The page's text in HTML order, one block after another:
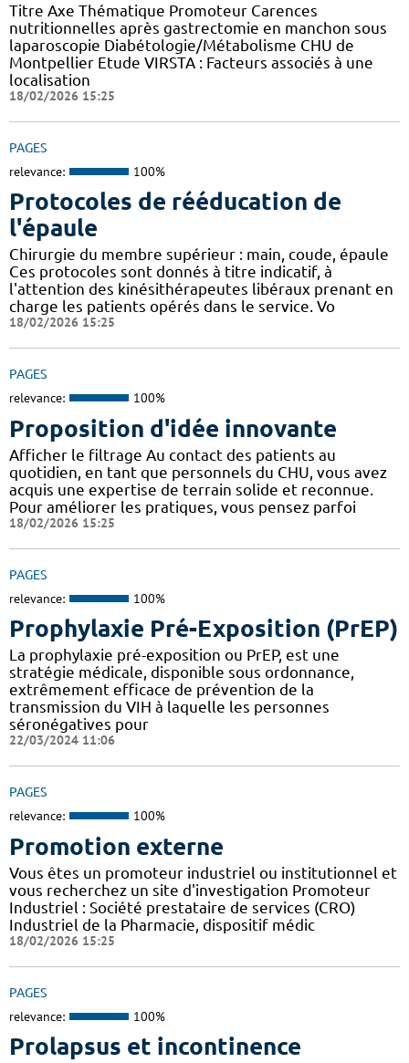
Titre Axe Thématique Promoteur Carences
nutritionnelles après gastrectomie en manchon sous
laparoscopie Diabétologie/Métabolisme CHU de
Montpellier Etude VIRSTA : Facteurs associés à une
localisation
18/02/2026 15:25
PAGES
relevance: 100%
Protocoles de rééducation de
l'épaule
Chirurgie du membre supérieur : main, coude, épaule
Ces protocoles sont donnés à titre indicatif, à
l'attention des kinésithérapeutes libéraux prenant en
charge les patients opérés dans le service. Vo
18/02/2026 15:25
PAGES
relevance: 100%
Proposition d'idée innovante
Afficher le filtrage Au contact des patients au
quotidien, en tant que personnels du CHU, vous avez
acquis une expertise de terrain solide et reconnue.
Pour améliorer les pratiques, vous pensez parfoi
18/02/2026 15:25
PAGES
relevance: 100%
Prophylaxie Pré-Exposition (PrEP)
La prophylaxie pré-exposition ou PrEP, est une
stratégie médicale, disponible sous ordonnance,
extrêmement efficace de prévention de la
transmission du VIH à laquelle les personnes
séronégatives pour
22/03/2024 11:06
PAGES
relevance: 100%
Promotion externe
Vous êtes un promoteur industriel ou institutionnel et
vous recherchez un site d'investigation Promoteur
Industriel : Société prestataire de services (CRO)
Industriel de la Pharmacie, dispositif médic
18/02/2026 15:25
PAGES
relevance: 100%
Prolapsus et incontinence